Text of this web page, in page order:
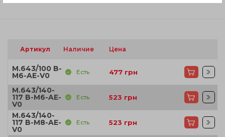
Артикул Наличие Цена
M.643/100 B-
M6-AE-V0 Есть 477 грн
M.643/140-
117 B-M6-AE-
V0
Есть 523 грн
M.643/140-
117 B-M8-AE-
V0
Есть 523 грн